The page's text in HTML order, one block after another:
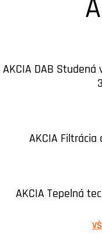
AKCIA DAB
AKCIA Filtrácia
AKCIA Tepelná